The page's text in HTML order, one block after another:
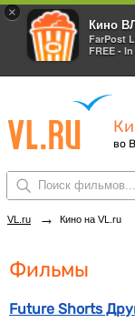
×
Кино
FarPost
FREE -
во
VL.ru → Кино на VL.ru
Фильмы
Future Shorts